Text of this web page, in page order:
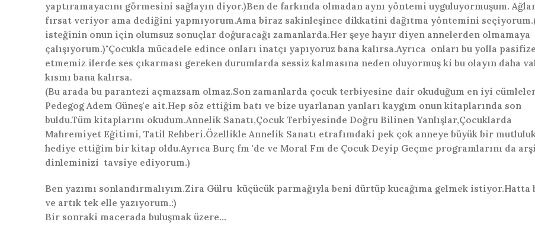
yaptıramayacını görmesini sağlayın diyor.)Ben de farkında olmadan aynı yöntemi uyguluyormuşum.
fırsat veriyor ama dediğini yapmıyorum.Ama biraz sakinleşince dikkatini dağıtma yöntemini
isteğinin onun için olumsuz sonuçlar doğuracağı zamanlarda.Her şeye hayır diyen annelerden olmamaya
çalışıyorum.)"Çocukla mücadele edince onları inatçı yapıyoruz bana kalırsa.Ayrıca onları bu yolla pasifize
etmemiz ilerde ses çıkarması gereken durumlarda sessiz kalmasına neden oluyormuş ki bu olayın daha
kısmı bana kalırsa.
(Bu arada bu parantezi açmazsam olmaz.Son zamanlarda çocuk terbiyesine dair okuduğum en iyi
Pedegog Adem Güneş'e ait.Hep söz ettiğim batı ve bize uyarlanan yanları kaygım onun kitaplarında son
buldu.Tüm kitaplarını okudum.Annelik Sanatı,Çocuk Terbiyesinde Doğru Bilinen Yanlışlar,Çocuklarda
Mahremiyet Eğitimi, Tatil Rehberi.Özellikle Annelik Sanatı etrafımdaki pek çok anneye büyük bir
hediye ettiğim bir kitap oldu.Ayrıca Burç fm 'de ve Moral Fm de Çocuk Deyip Geçme programlarını da
dinleminizi tavsiye ediyorum.)
Ben yazımı sonlandırmalıyım.Zira Gülru küçücük parmağıyla beni dürtüp kucağıma gelmek istiyor.Hatta
ve artık tek elle yazıyorum.:)
Bir sonraki macerada buluşmak üzere…